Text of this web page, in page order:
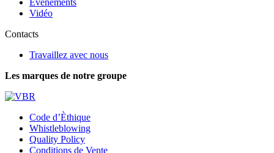
Vidéo
Contacts
Travaillez avec nous
Les marques de notre groupe
Code d’Èthique
Whistleblowing
Quality Policy
Conditions de Vente